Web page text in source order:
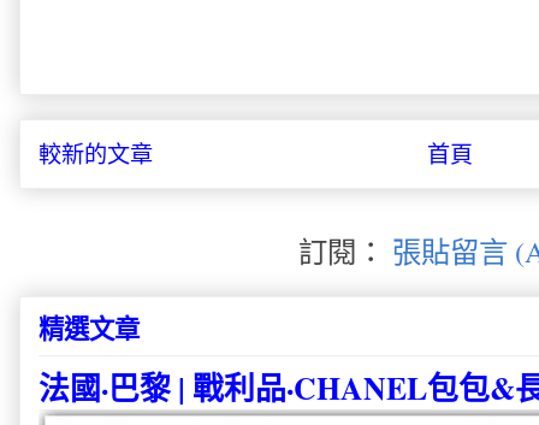
較新的文章 首頁
訂閱： 張貼留言
精選文章
法國·巴黎 | 戰利品·CHANEL包包&